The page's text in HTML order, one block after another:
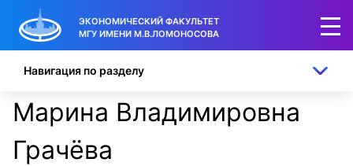
ЭКОНОМИЧЕСКИЙ ФАКУЛЬТЕТ
МГУ ИМЕНИ М.В.ЛОМОНОСОВА
Марина Владимировна
Грачёва
Навигация по разделу